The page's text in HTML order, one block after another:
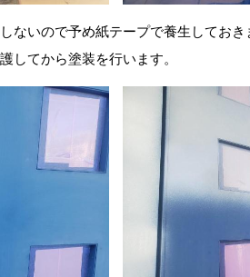
ないので予め紙テープで養生してお
してから塗装を行います。